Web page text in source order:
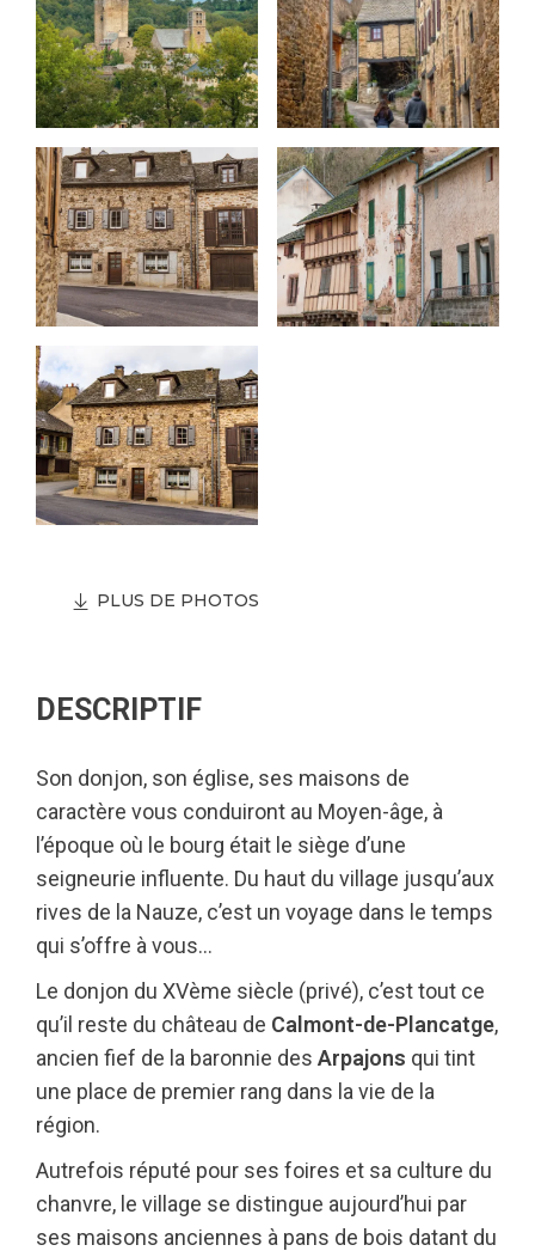
PLUS DE PHOTOS
DESCRIPTIF
Son donjon, son église, ses maisons de
caractère vous conduiront au Moyen-âge, à
l’époque où le bourg était le siège d’une
seigneurie influente. Du haut du village jusqu’aux
rives de la Nauze, c’est un voyage dans le temps
qui s’offre à vous…
Le donjon du XVème siècle (privé), c’est tout ce
qu’il reste du château de Calmont-de-Plancatge,
ancien fief de la baronnie des Arpajons qui tint
une place de premier rang dans la vie de la
région.
Autrefois réputé pour ses foires et sa culture du
chanvre, le village se distingue aujourd’hui par
ses maisons anciennes à pans de bois datant du